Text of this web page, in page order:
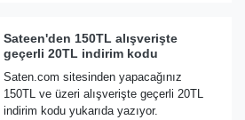
Sateen'den 150TL alışverişte
geçerli 20TL indirim kodu
Saten.com sitesinden yapacağınız
150TL ve üzeri alışverişte geçerli 20TL
indirim kodu yukarıda yazıyor.